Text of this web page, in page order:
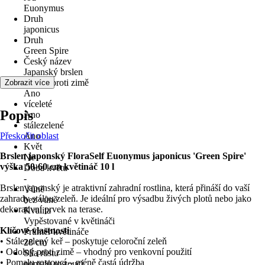
Euonymus
Druh
japonicus
Druh
Green Spire
Český název
Japanský brslen
odolné proti zimě
Ano
víceleté
Ano
stálezelené
Ano
Květ
Ne
Doba květu
-
Vůně
bez vůně
Kvalita
Vypěstované v květináči
Průměr květináče
28 cm
Síla růstu
Zobrazit více
Popis
Přeskočit oblast
Brslen japonský FloraSelf Euonymus japonicus 'Green Spire'
výška 50-60 cm květináč 10 l
Brslen japonský je atraktivní zahradní rostlina, která přináší do vaší
zahrady stálou zeleň. Je ideální pro výsadbu živých plotů nebo jako
dekorativní prvek na terase.
Klíčové vlastnosti
• Stálezelený keř – poskytuje celoroční zeleň
• Odolný proti zimě – vhodný pro venkovní použití
• Pomalu rostoucí – méně častá údržba